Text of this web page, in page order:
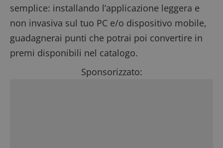
semplice: installando l’applicazione leggera e
non invasiva sul tuo PC e/o dispositivo mobile,
guadagnerai punti che potrai poi convertire in
premi disponibili nel catalogo.
Sponsorizzato: